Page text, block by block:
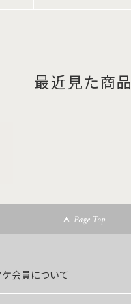
最近見た商品
Page Top
会員について